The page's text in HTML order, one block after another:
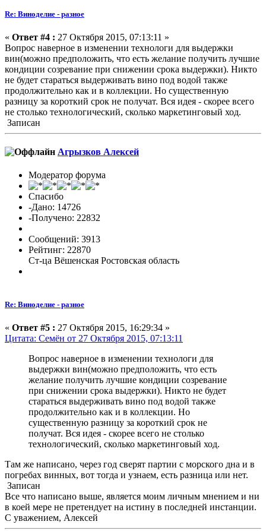
Re: Виноделие - разное
« Ответ #4 : 27 Октября 2015, 07:13:11 »
Вопрос наверное в изменении технологи для выдержки
вин(можно предположить, что есть желание получить лучшие
кондиции созревание при снижении срока выдержки). Никто
не будет стараться выдерживать вино под водой также
продолжительно как и в коллекции. Но существенную
разницу за короткий срок не получат. Вся идея - скорее всего
не столько технологический, сколько маркетинговый ход.
Записан
Агрызков Алексей
Модератор форума
Спасибо
-Дано: 14726
-Получено: 22832
Сообщений: 3913
Рейтинг: 22870
Ст-ца Вёшенская Ростовская область
Re: Виноделие - разное
« Ответ #5 : 27 Октября 2015, 16:29:34 »
Цитата: Семён от 27 Октября 2015, 07:13:11
Вопрос наверное в изменении технологи для
выдержки вин(можно предположить, что есть
желание получить лучшие кондиции созревание
при снижении срока выдержки). Никто не будет
стараться выдерживать вино под водой также
продолжительно как и в коллекции. Но
существенную разницу за короткий срок не
получат. Вся идея - скорее всего не столько
технологический, сколько маркетинговый ход.
Там же написано, через год сверят партии с морского дна и в
погребах винных, вот тогда и узнаем, есть разница или нет.
Записан
Все что написано выше, является моим личным мнением и ни
в коей мере не претендует на истину в последней инстанции.
С уважением, Алексей